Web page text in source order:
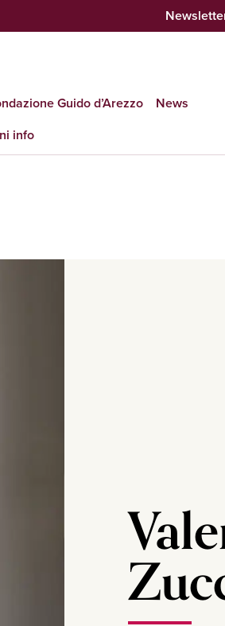
Guido d’Arezzo
News
info